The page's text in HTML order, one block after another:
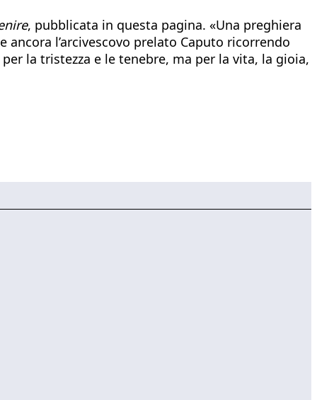
, pubblicata in questa pagina. «Una preghiera
l’arcivescovo prelato Caputo ricorrendo
la tristezza e le tenebre, ma per la vita, la gioia,